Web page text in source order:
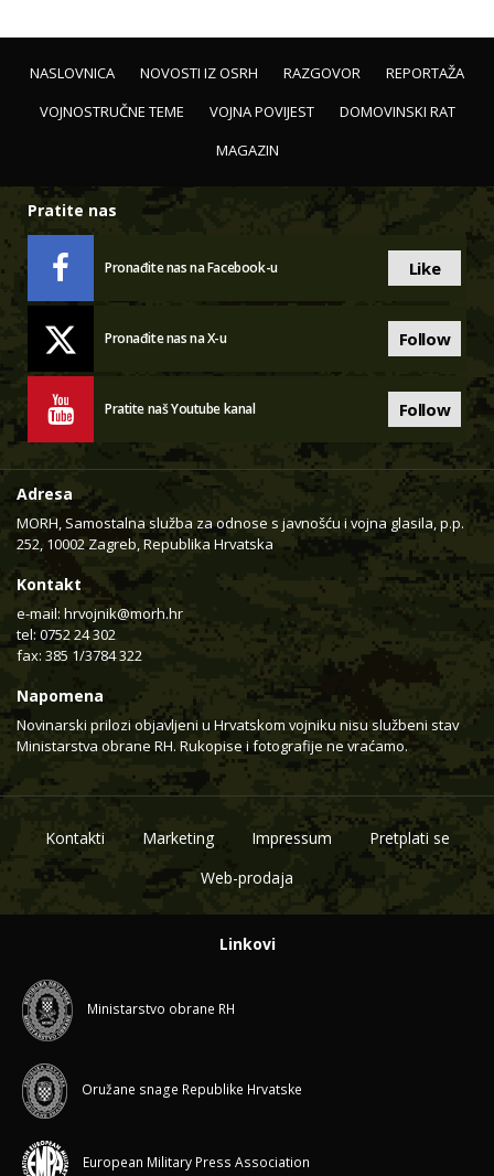
NASLOVNICA NOVOSTI IZ OSRH RAZGOVOR
REPORTAŽA
VOJNOSTRUČNE TEME
VOJNA POVIJEST
DOMOVINSKI RAT
MAGAZIN
Pratite nas
Pronađite nas na Facebook-u Like
Pronađite nas na X-u Follow
Pratite naš Youtube kanal Follow
Adresa
MORH, Samostalna služba za odnose s javnošću i vojna glasila, p.p.
252, 10002 Zagreb, Republika Hrvatska
Kontakt
e-mail: hrvojnik@morh.hr
tel: 0752 24 302
fax: 385 1/3784 322
Napomena
Novinarski prilozi objavljeni u Hrvatskom vojniku nisu službeni stav
Ministarstva obrane RH. Rukopise i fotografije ne vraćamo.
Kontakti Marketing Impressum
Pretplati se
Web-prodaja
Linkovi
Ministarstvo obrane RH
Oružane snage Republike Hrvatske
European Military Press Association